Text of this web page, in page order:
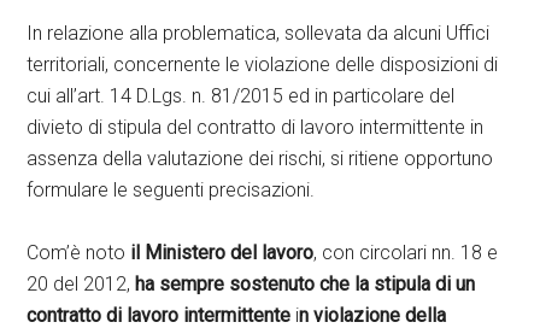
In relazione alla problematica, sollevata da alcuni Uffici
territoriali, concernente le violazione delle disposizioni di
cui all’art. 14 D.Lgs. n. 81/2015 ed in particolare del
divieto di stipula del contratto di lavoro intermittente in
assenza della valutazione dei rischi, si ritiene opportuno
formulare le seguenti precisazioni.
Com’è noto il Ministero del lavoro, con circolari nn. 18 e
20 del 2012,ha sempre sostenuto che la stipula di un
contratto di lavoro intermittente in violazione della